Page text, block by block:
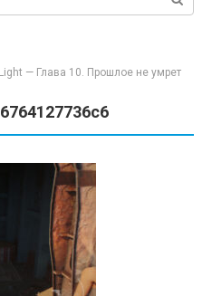
— Глава 10. Прошлое не умрет